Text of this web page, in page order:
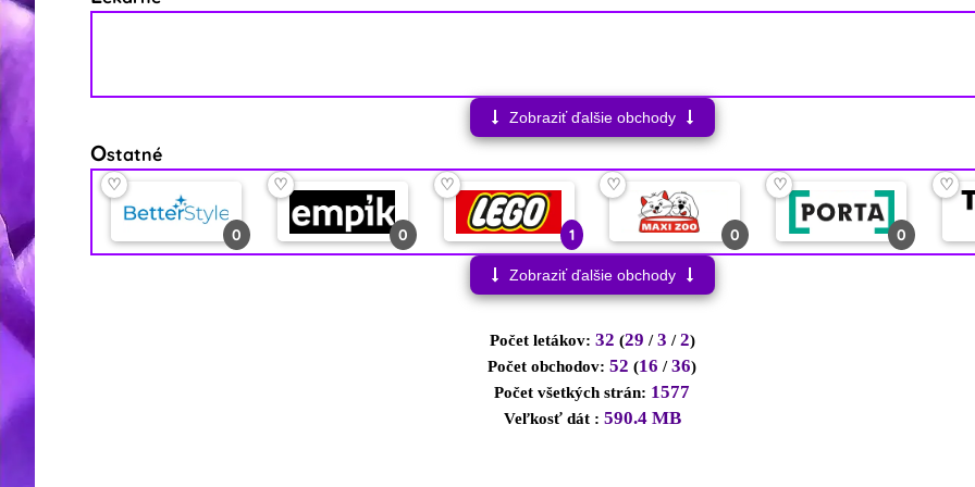
Zobraziť ďalšie obchody
Ostatné
0
♡
0
♡
1
♡
0
♡
0
♡ ♡
Zobraziť ďalšie obchody
Počet letákov: 32 (29 /3 /2)
Počet obchodov: 52 (16 /36)
Počet všetkých strán: 1577
Veľkosť dát : 590.4 MB